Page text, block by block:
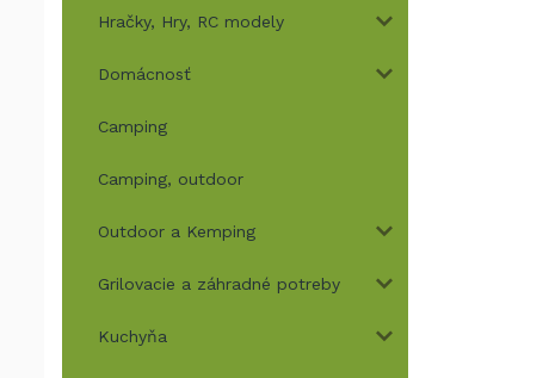
Hračky, Hry, RC modely
Domácnosť
Camping
Camping, outdoor
Outdoor a Kemping
Grilovacie a záhradné potreby
Kuchyňa